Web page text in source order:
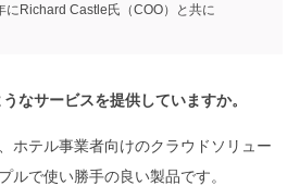
にRichard Castle氏（COO）と共に
サービスを提供していますか。
ホテル事業者向けのクラウドソリュー
ルで使い勝手の良い製品です。